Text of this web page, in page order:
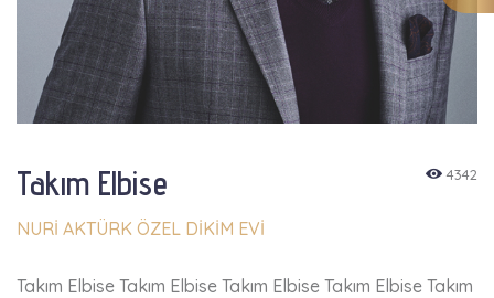
Takım Elbise
NURİ AKTÜRK ÖZEL DİKİM EVİ
4342
Takım Elbise Takım Elbise Takım Elbise Takım Elbise Takım